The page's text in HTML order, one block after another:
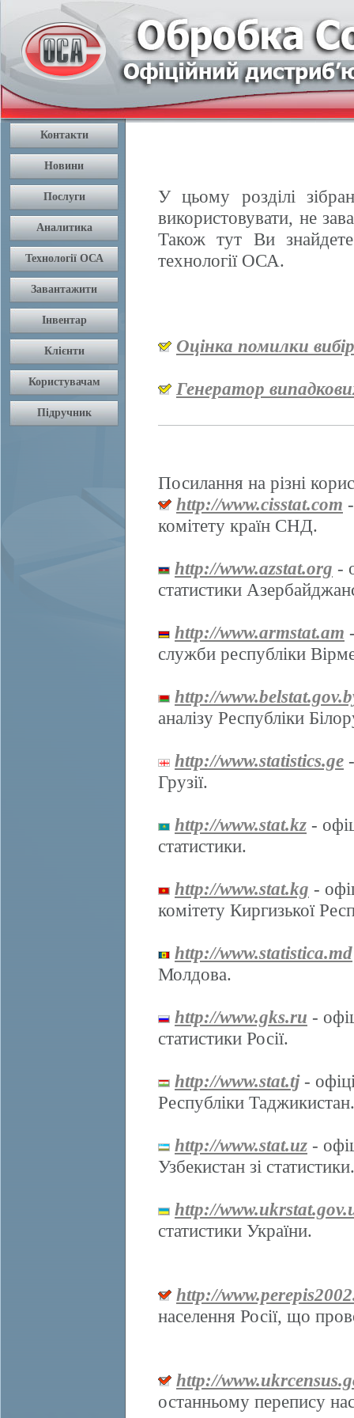
У цьому розділі
використовувати, не
Також тут Ви
технології ОСА.
Оцінка помилки
Генератор
Посилання на різні
http://www.cisstat.com
комітету країн СНД.
http://www.azstat.org -
статистики
http://www.armstat.am
служби республіки
http://
аналізу Республіки
http://www.statistics.ge
Грузії.
http://www.stat.kz -
статистики.
http://www.stat.kg -
комітету Киргизької
http://www.statistica.md
Молдова.
http://www.gks.ru -
статистики Росії.
http://www.stat.tj-
Республіки Таджикистан.
http://www.stat.uz -
Узбекистан зі статистики.
http://
статистики України.
http://
населення Росії, що
http://
останньому перепису